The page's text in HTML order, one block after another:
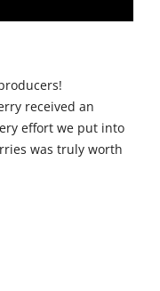
received an
effort we put into
was truly worth